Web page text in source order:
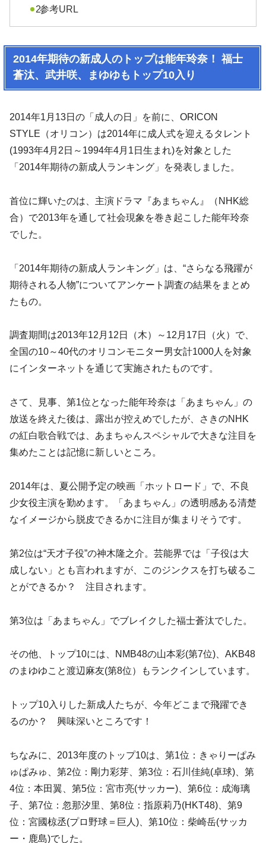
参考URL
2014年期待の新成人のトップは能年玲奈！ 福士
蒼汰、武井咲、まゆゆもトップ10入り
2014年1月13日の「成人の日」を前に、ORICON
STYLE（オリコン）は2014年に成人式を迎えるタレント
(1993年4月2日～1994年4月1日生まれ)を対象とした
「2014年期待の新成人ランキング」を発表しました。
首位に輝いたのは、主演ドラマ『あまちゃん』（NHK総
合）で2013年を通して社会現象を巻き起こした能年玲奈
でした。
「2014年期待の新成人ランキング」は、“さらなる飛躍が
期待される人物”についてアンケート調査の結果をまとめ
たもの。
調査期間は2013年12月12日（木）～12月17日（火）で、
全国の10～40代のオリコンモニター男女計1000人を対象
にインターネットを通じて実施されたものです。
さて、見事、第1位となった能年玲奈は「あまちゃん」の
放送を終えた後は、露出が控えめでしたが、さきのNHK
の紅白歌合戦では、あまちゃんスペシャルで大きな注目を
集めたことは記憶に新しいところ。
2014年は、夏公開予定の映画「ホットロード」で、不良
少女役主演を勤めます。「あまちゃん」の透明感ある清楚
なイメージから脱皮できるかに注目が集まりそうです。
第2位は“天才子役”の神木隆之介。芸能界では「子役は大
成しない」とも言われますが、このジンクスを打ち破るこ
とができるか？ 注目されます。
第3位は「あまちゃん」でブレイクした福士蒼汰でした。
その他、トップ10には、NMB48の山本彩(第7位)、AKB48
のまゆゆこと渡辺麻友(第8位）もランクインしています。
トップ10入りした新成人たちが、今年どこまで飛躍でき
るのか？ 興味深いところです！
ちなみに、2013年度のトップ10は、第1位：きゃりーぱみ
ゅぱみゅ、第2位：剛力彩芽、第3位：石川佳純(卓球)、第
4位：本田翼、第5位：宮市亮(サッカー)、第6位：成海璃
子、第7位：忽那汐里、第8位：指原莉乃(HKT48)、第9
位：宮國椋丞(プロ野球＝巨人)、第10位：柴崎岳(サッカ
ー・鹿島)でした。